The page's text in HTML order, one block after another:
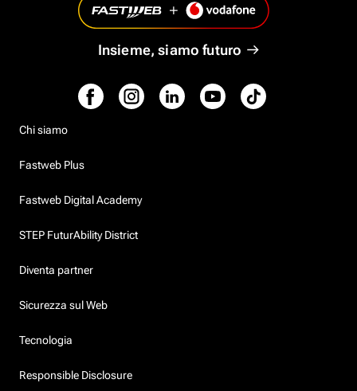
Insieme, siamo futuro
Chi siamo
Fastweb Plus
Fastweb Digital Academy
STEP FuturAbility District
Diventa partner
Sicurezza sul Web
Tecnologia
Responsible Disclosure